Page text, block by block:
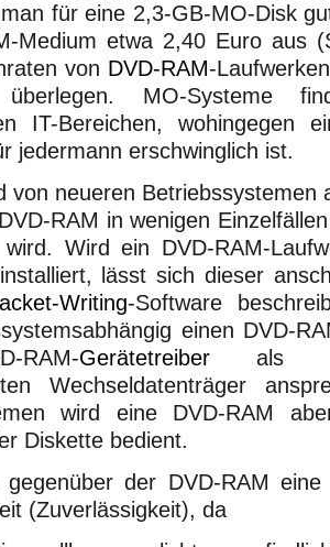
für eine 2,3-GB-MO-Disk
Medium etwa 2,40 Euro aus
von DVD-RAM-
überlegen. MO-Systeme
IT-Bereichen, wohingegen
jedermann erschwinglich ist.
von neueren Betriebssystemen
RAM in wenigen
wird. Wird ein DVD-RAM-
lässt sich dieser
Writing-Software
einen DVD-
RAM-Gerätetreiberals
Wechseldatenträger
wird eine DVD-RAM
Diskette bedient.
der DVD-RAM eine
(Zuverlässigkeit), da